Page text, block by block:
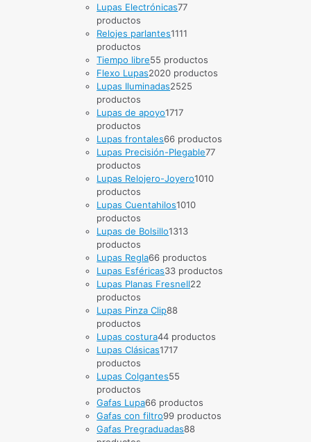
Lupas Electrónicas77
productos
Relojes parlantes1111
productos
Tiempo libre55 productos
Flexo Lupas2020 productos
Lupas Iluminadas2525
productos
Lupas de apoyo1717
productos
Lupas frontales66 productos
Lupas Precisión-Plegable77
productos
Lupas Relojero-Joyero1010
productos
Lupas Cuentahilos1010
productos
Lupas de Bolsillo1313
productos
Lupas Regla66 productos
Lupas Esféricas33 productos
Lupas Planas Fresnell22
productos
Lupas Pinza Clip88
productos
Lupas costura44 productos
Lupas Clásicas1717
productos
Lupas Colgantes55
productos
Gafas Lupa66 productos
Gafas con filtro99 productos
Gafas Pregraduadas88